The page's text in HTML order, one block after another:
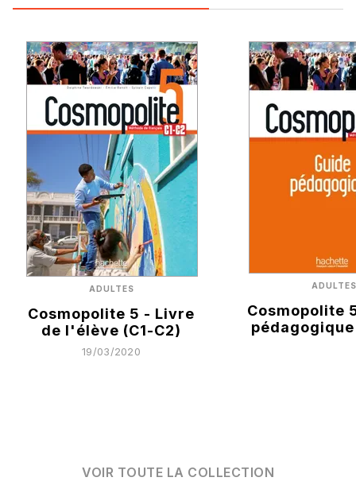
ADULTES
Cosmopolite 5 - Livre
de l'élève (C1-C2)
19/03/2020
ADULTES
Cosmopolite
pédagogique
VOIR TOUTE LA COLLECTION